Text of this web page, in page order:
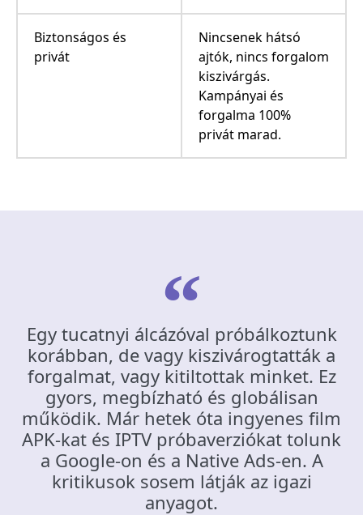
Biztonságos és
privát
Nincsenek hátsó
ajtók, nincs forgalom
kiszivárgás.
Kampányai és
forgalma 100%
privát marad.
Egy tucatnyi álcázóval próbálkoztunk
korábban, de vagy kiszivárogtatták a
forgalmat, vagy kitiltottak minket. Ez
gyors, megbízható és globálisan
működik. Már hetek óta ingyenes film
APK-kat és IPTV próbaverziókat tolunk
a Google-on és a Native Ads-en. A
kritikusok sosem látják az igazi
anyagot.